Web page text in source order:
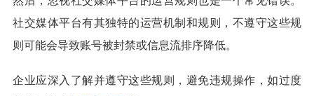
社交媒体平台有其独特的运营机制和规则，不遵守这些规
则可能会导致账号被封禁或信息流排序降低。
企业应深入了解并遵守这些规则，避免违规操作，如过度